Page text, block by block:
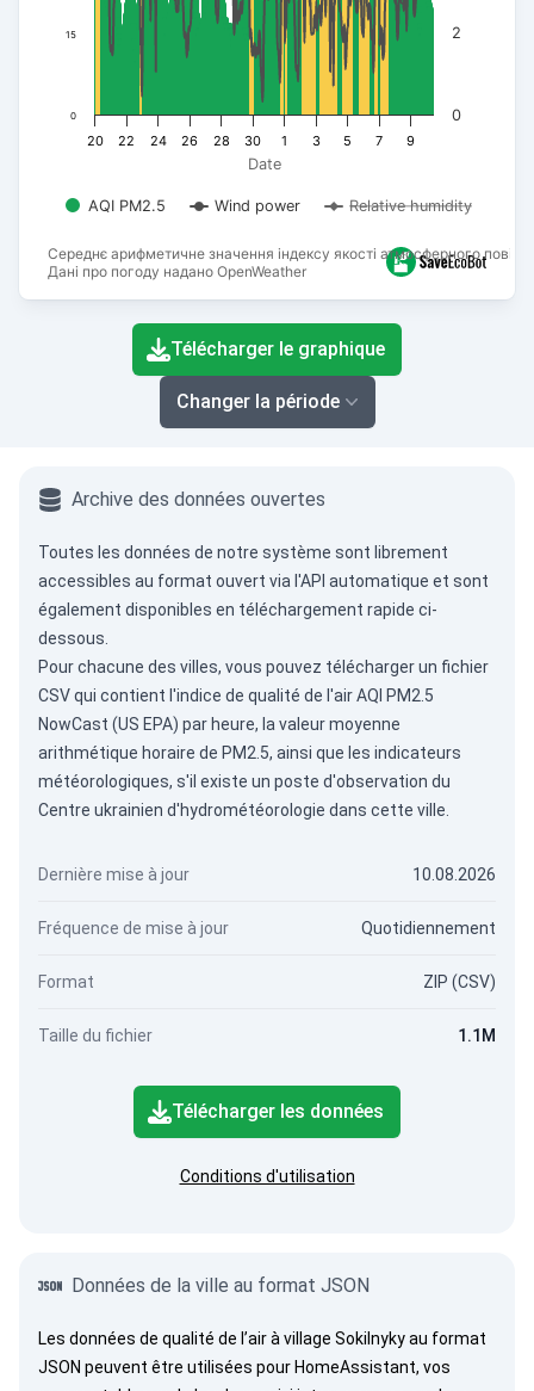
Середнє арифметичне значення індексу якості атмосферного
Дані про погоду надано OpenWeather
Date
AQI PM2.5 Wind power Relative humidity
20 22 24 26 28 30 1 3 5 7 9
0
15
0
2
End of interactive chart.
Télécharger le graphique
Changer la période
Archive des données ouvertes
Toutes les données de notre système sont librement
accessibles au format ouvert via l'API automatique et sont
également disponibles en téléchargement rapide ci-
dessous.
Pour chacune des villes, vous pouvez télécharger un fichier
CSV qui contient l'indice de qualité de l'air AQI PM2.5
NowCast (US EPA) par heure, la valeur moyenne
arithmétique horaire de PM2.5, ainsi que les indicateurs
météorologiques, s'il existe un poste d'observation du
Centre ukrainien d'hydrométéorologie dans cette ville.
Dernière mise à jour 10.08.2026
Fréquence de mise à jour Quotidiennement
Format ZIP (CSV)
Taille du fichier 1.1M
Télécharger les données
Conditions d'utilisation
Données de la ville au format JSON
Les données de qualité de l’air à village Sokilnyky au format
JSON peuvent être utilisées pour HomeAssistant, vos